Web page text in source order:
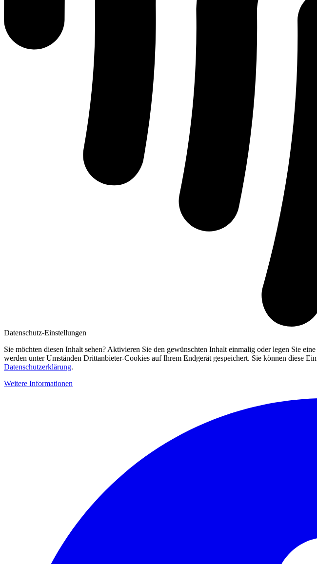
Datenschutz-Einstellungen
Sie möchten diesen Inhalt sehen? Aktivieren Sie den gewünschten Inhalt einmalig oder legen Sie
werden unter Umständen Drittanbieter-Cookies auf Ihrem Endgerät gespeichert. Sie können diese
Datenschutzerklärung.
Weitere Informationen